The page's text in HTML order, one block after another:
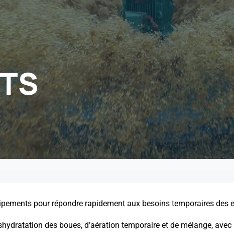
pour répondre rapidement aux besoins temporaires
des boues, d’aération temporaire et de mélange,